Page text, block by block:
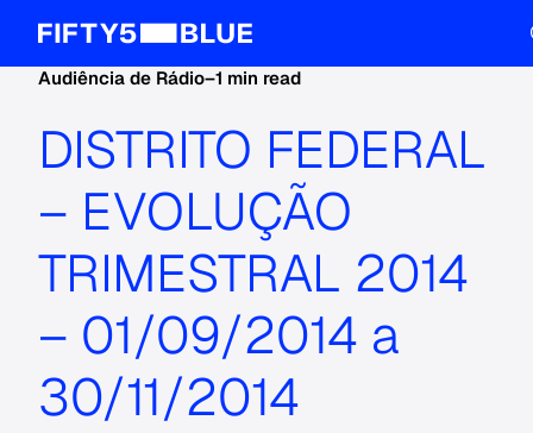
Audiência de Rádio–1 min read
DISTRITO FEDERAL
– EVOLUÇÃO
TRIMESTRAL 2014
– 01/09/2014 a
30/11/2014